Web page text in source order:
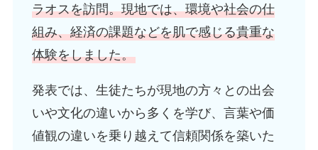
ラオスを訪問。現地では、環境や社会の仕
組み、経済の課題などを肌で感じる貴重な
体験をしました。
発表では、生徒たちが現地の方々との出会
いや文化の違いから多くを学び、言葉や価
値観の違いを乗り越えて信頼関係を築いた